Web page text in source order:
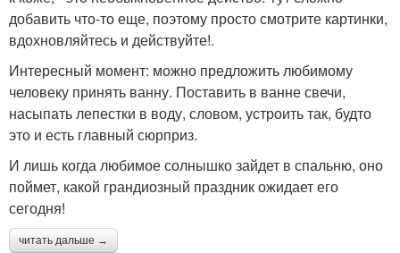
добавить что-то еще, поэтому просто смотрите картинки,
вдохновляйтесь и действуйте!.
Интересный момент: можно предложить любимому
человеку принять ванну. Поставить в ванне свечи,
насыпать лепестки в воду, словом, устроить так, будто
это и есть главный сюрприз.
И лишь когда любимое солнышко зайдет в спальню, оно
поймет, какой грандиозный праздник ожидает его
сегодня!
читать дальше →